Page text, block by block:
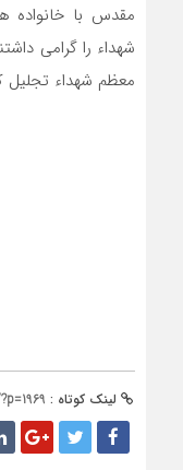
مقدس با خانواده
شهداء را گرامی
معظم شهداء تجلیل
لینک کوتاه :